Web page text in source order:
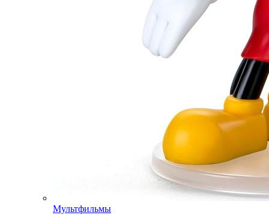
Мультфильмы